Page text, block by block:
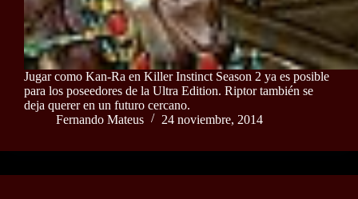
Jugar como Kan-Ra en Killer Instinct Season 2 ya es posible
para los poseedores de la Ultra Edition. Riptor también se
deja querer en un futuro cercano.
Fernando Mateus
24 noviembre, 2014